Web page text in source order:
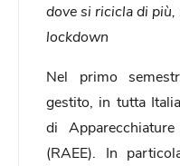
dove si ricicla di
lockdown
Nel primo
gestito, in tutta
di
(RAEE). In